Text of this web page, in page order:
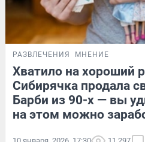
РАЗВЛЕЧЕНИЯ МНЕНИЕ
Хватило на хороший
Сибирячка продала
Барби из 90-х — вы
на этом можно